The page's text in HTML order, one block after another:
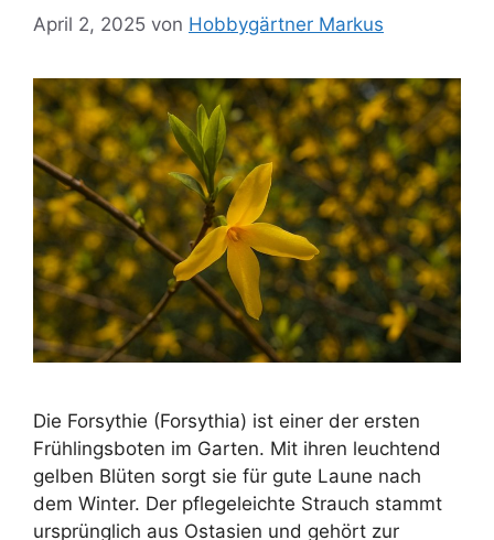
April 2, 2025 von Hobbygärtner Markus
Die Forsythie (Forsythia) ist einer der ersten
Frühlingsboten im Garten. Mit ihren leuchtend
gelben Blüten sorgt sie für gute Laune nach
dem Winter. Der pflegeleichte Strauch stammt
ursprünglich aus Ostasien und gehört zur